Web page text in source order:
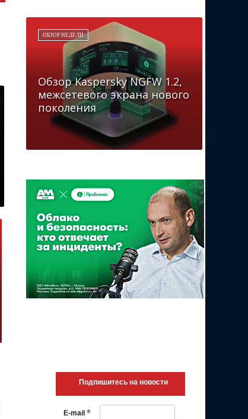
ОБЗОР НЕДЕЛИ
Обзор Kaspersky NGFW 1.2,
межсетевого экрана нового
поколения
Подпишитесь на новости
E-mail *